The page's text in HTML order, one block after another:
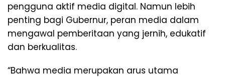
pengguna aktif media digital. Namun lebih
penting bagi Gubernur, peran media dalam
mengawal pemberitaan yang jernih, edukatif
dan berkualitas.
“Bahwa media merupakan arus utama